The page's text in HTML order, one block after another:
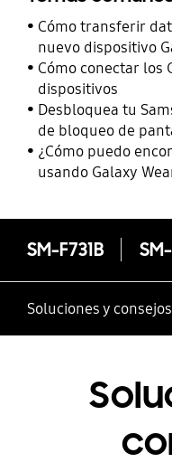
Cómo transferir
nuevo dispositivo
Cómo conectar los
dispositivos
Desbloquea tu
de bloqueo de
¿Cómo puedo
usando Galaxy
SM-F731B
Soluciones y consejos